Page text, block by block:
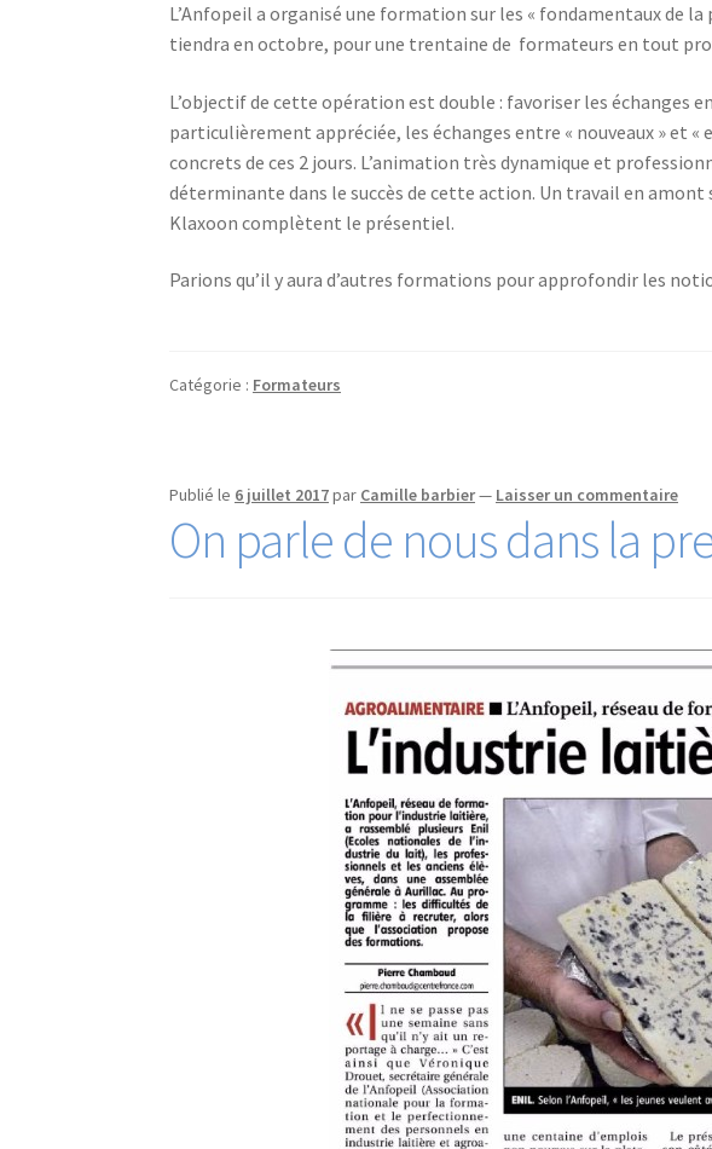
L’Anfopeil a organisé une formation sur les « fondamentaux de
tiendra en octobre, pour une trentaine de formateurs en tout
L’objectif de cette opération est double : favoriser les échanges
particulièrement appréciée, les échanges entre « nouveaux »
concrets de ces 2 jours. L’animation très dynamique et
déterminante dans le succès de cette action. Un travail en
Klaxoon complètent le présentiel.
Parions qu’il y aura d’autres formations pour approfondir les
Catégorie : Formateurs
Publié le 6 juillet 2017par Camille barbier— Laisser un commentaire
On parle de nous dans la